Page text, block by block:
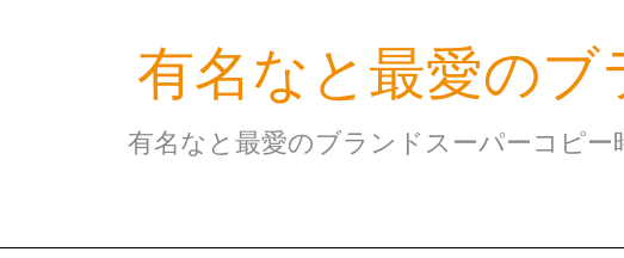
to
content
有名なと最愛の
有名なと最愛のブランドスーパーコピ